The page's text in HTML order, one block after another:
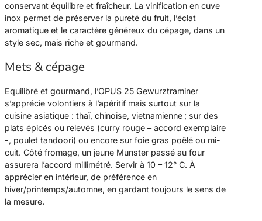
conservant équilibre et fraîcheur. La vinification en cuve
inox permet de préserver la pureté du fruit, l’éclat
aromatique et le caractère généreux du cépage, dans un
style sec, mais riche et gourmand.
Mets & cépage
Equilibré et gourmand, l’OPUS 25 Gewurztraminer
s’apprécie volontiers à l’apéritif mais surtout sur la
cuisine asiatique : thaï, chinoise, vietnamienne ; sur des
plats épicés ou relevés (curry rouge – accord exemplaire
-, poulet tandoori) ou encore sur foie gras poêlé ou mi-
cuit. Côté fromage, un jeune Munster passé au four
assurera l’accord millimétré. Servir à 10 – 12° C. À
apprécier en intérieur, de préférence en
hiver/printemps/automne, en gardant toujours le sens de
la mesure.